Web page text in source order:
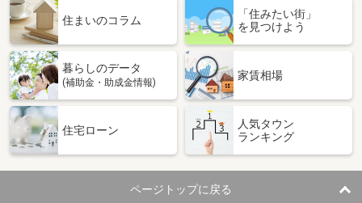
価 格
5.40万円
岩手県盛岡市長田町
専有面積 27.59m²
間取り
岩手県盛岡市本町通３
住 所
岩手県盛岡市本町通３
専有面積 20.81m²
間取り
1K
住まいのコラム
「住みたい街」
を見つけよう
暮らしのデータ
(補助金・助成金情報)
家賃相場
住宅ローン
人気タウン
ランキング
ページトップに戻る